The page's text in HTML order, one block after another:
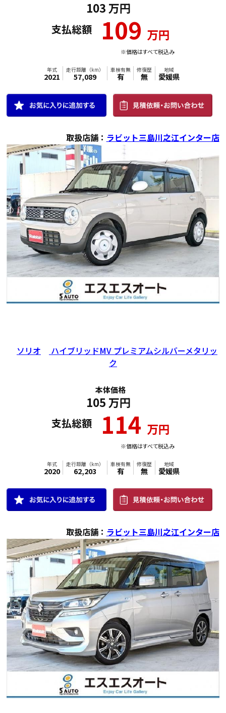
103 万円
支払総額 109 万円
※価格はすべて税込み
年式
2021
走行距離（km）
57,089
車検有無
無
地域
愛媛県
取扱店舗： ラビット三島川之江インター店
ソリオ
ハイブリッドMV プレミアムシルバーメタリッ
ク
本体価格
105 万円
支払総額 114 万円
※価格はすべて税込み
年式
2020
走行距離（km）
62,203
車検有無
有
修復歴
無 愛媛県
取扱店舗： ラビット三島川之江インター店